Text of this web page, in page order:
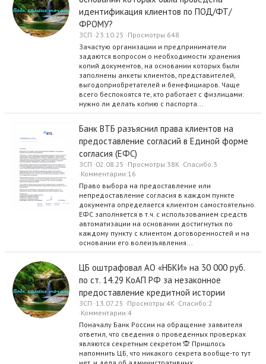
идентификация клиентов по ПОД/ФТ/
ФРОМУ?
ЗСП 23.10.25 Просмотры 648
Зачастую организации и предприниматели
задаются вопросом о необходимости хранения
копий документов, на основании которых были
заполнены анкеты клиентов, представителей,
выгодоприобретателей и бенефициаров. Чаще
всего беспокоятся те, кто работает с физлицами:
нужно ли делать копию с паспорта...
Банк ВТБ разъяснил права клиентов на
предоставление согласий в Единой форме
согласия (ЕФС)
ЗСП 02.08.25 Просмотры 38K Спасибо 3
Комментарии 16
Право выбора на предоставление или
непредоставление согласия в каждом пункте
документа определяется клиентом самостоятельно.
ЕФС заполняется в т.ч. с использованием средств
автоматизации на основании достигнутых по
каждому пункту с клиентом договоренностей и на
основании его волеизъявления...
ЦБ оштрафовал АО «НБКИ» на 30 000 руб.
по ст. 14.29 КоАП РФ за незаконное
предоставление кредитной истории
ЗСП 13.07.25 Просмотры 4K Спасибо 2
Комментарии 4
Поначалу Банк России на обращение заявителя
ответил, что сведения о проведенных проверках
являются секретным секретом 🙊 Пришлось
напомнить ЦБ, что никакого секрета вообще-то тут